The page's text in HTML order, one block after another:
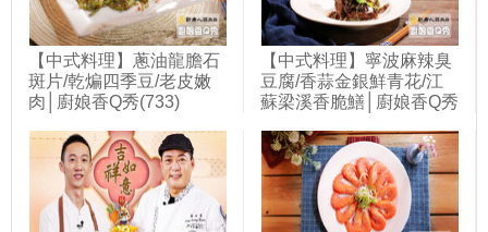
【中式料理】蔥油龍膽石
斑片/乾煸四季豆/老皮嫩
肉│廚娘香Q秀(733)
【中式料理】寧波麻辣臭
豆腐/香蒜金銀鮮青花/江
蘇梁溪香脆鱔│廚娘香Q秀